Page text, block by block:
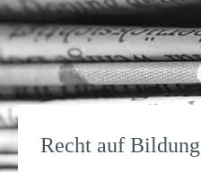
Recht auf